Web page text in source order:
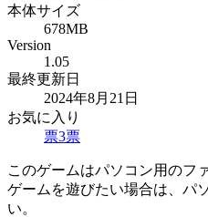
本体サイズ
678MB
Version
1.05
最終更新日
2024年8月21日
お気に入り
票3票
このゲームはパソコン用のフ
ゲームを遊びたい場合は、パ
い。